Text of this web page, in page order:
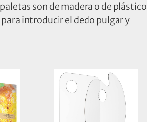
son de madera o de plástico
introducir el dedo pulgar y